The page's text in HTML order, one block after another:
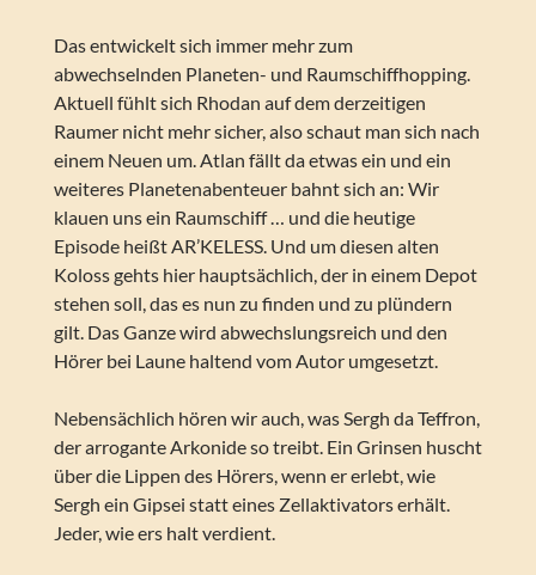
Das entwickelt sich immer mehr zum
abwechselnden Planeten- und Raumschiffhopping.
Aktuell fühlt sich Rhodan auf dem derzeitigen
Raumer nicht mehr sicher, also schaut man sich nach
einem Neuen um. Atlan fällt da etwas ein und ein
weiteres Planetenabenteuer bahnt sich an: Wir
klauen uns ein Raumschiff … und die heutige
Episode heißt AR’KELESS. Und um diesen alten
Koloss gehts hier hauptsächlich, der in einem Depot
stehen soll, das es nun zu finden und zu plündern
gilt. Das Ganze wird abwechslungsreich und den
Hörer bei Laune haltend vom Autor umgesetzt.
Nebensächlich hören wir auch, was Sergh da Teffron,
der arrogante Arkonide so treibt. Ein Grinsen huscht
über die Lippen des Hörers, wenn er erlebt, wie
Sergh ein Gipsei statt eines Zellaktivators erhält.
Jeder, wie ers halt verdient.